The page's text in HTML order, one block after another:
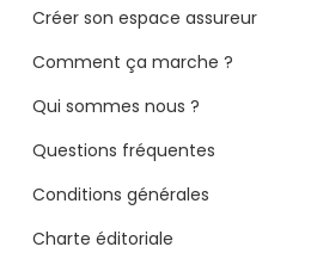
Créer son espace assureur
Comment ça marche ?
Qui sommes nous ?
Questions fréquentes
Conditions générales
Charte éditoriale